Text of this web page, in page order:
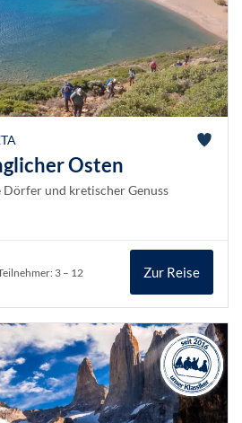
Osten
Dörfer und kretischer Genuss
3 – 12 Zur Reise